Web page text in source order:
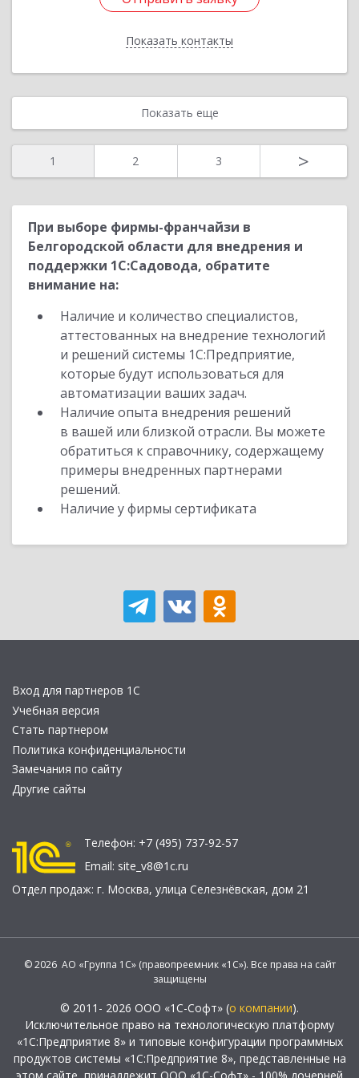
Показать контакты
Назад
Показать еще
1 2 3 >
При выборе фирмы-франчайзи в
Белгородской области для внедрения и
поддержки 1С:Садовода, обратите
внимание на:
Наличие и количество специалистов,
аттестованных на внедрение технологий
и решений системы 1С:Предприятие,
которые будут использоваться для
автоматизации ваших задач.
Наличие опыта внедрения решений
в вашей или близкой отрасли. Вы можете
обратиться к справочнику, содержащему
примеры внедренных партнерами
решений.
Наличие у фирмы сертификата
Вход для партнеров 1С
Учебная версия
Стать партнером
Политика конфиденциальности
Замечания по сайту
Другие сайты
Телефон: +7 (495) 737-92-57
Email: site_v8@1c.ru
Отдел продаж: г. Москва, улица Селезнёвская, дом 21
© 2026 АО «Группа 1С» (правопреемник «1С»). Все права на сайт
защищены
© 2011- 2026 ООО «1С-Софт» (о компании).
Исключительное право на технологическую платформу
«1С:Предприятие 8» и типовые конфигурации программных
продуктов системы «1С:Предприятие 8», представленные на